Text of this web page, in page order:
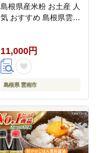
島根県産米粉 お土産 人
気 おすすめ 島根県雲南
ままたまご）
[AIAW002]
11,000円
島根県 雲南市